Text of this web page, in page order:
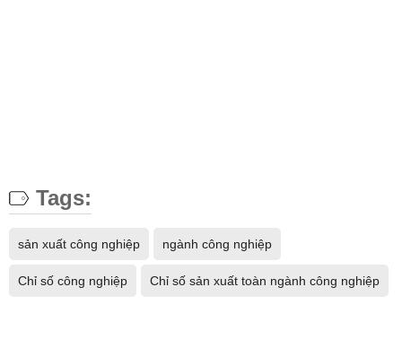
Tags:
sản xuất công nghiệp ngành công nghiệp
Chỉ số công nghiệp Chỉ số sản xuất toàn ngành công nghiệp